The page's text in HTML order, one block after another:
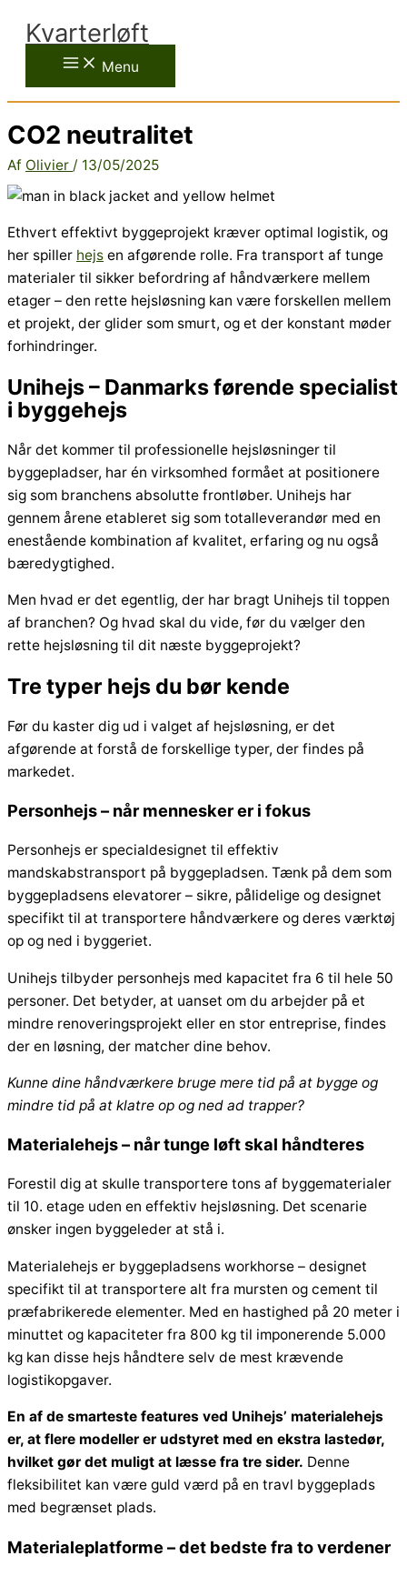
indholdet
Kvarterløft
Menu
CO2 neutralitet
Af Olivier / 13/05/2025
Ethvert effektivt byggeprojekt kræver optimal logistik, og
her spiller hejs en afgørende rolle. Fra transport af tunge
materialer til sikker befordring af håndværkere mellem
etager – den rette hejsløsning kan være forskellen mellem
et projekt, der glider som smurt, og et der konstant møder
forhindringer.
Unihejs – Danmarks førende specialist
i byggehejs
Når det kommer til professionelle hejsløsninger til
byggepladser, har én virksomhed formået at positionere
sig som branchens absolutte frontløber. Unihejs har
gennem årene etableret sig som totalleverandør med en
enestående kombination af kvalitet, erfaring og nu også
bæredygtighed.
Men hvad er det egentlig, der har bragt Unihejs til toppen
af branchen? Og hvad skal du vide, før du vælger den
rette hejsløsning til dit næste byggeprojekt?
Tre typer hejs du bør kende
Før du kaster dig ud i valget af hejsløsning, er det
afgørende at forstå de forskellige typer, der findes på
markedet.
Personhejs – når mennesker er i fokus
Personhejs er specialdesignet til effektiv
mandskabstransport på byggepladsen. Tænk på dem som
byggepladsens elevatorer – sikre, pålidelige og designet
specifikt til at transportere håndværkere og deres værktøj
op og ned i byggeriet.
Unihejs tilbyder personhejs med kapacitet fra 6 til hele 50
personer. Det betyder, at uanset om du arbejder på et
mindre renoveringsprojekt eller en stor entreprise, findes
der en løsning, der matcher dine behov.
Kunne dine håndværkere bruge mere tid på at bygge og
mindre tid på at klatre op og ned ad trapper?
Materialehejs – når tunge løft skal håndteres
Forestil dig at skulle transportere tons af byggematerialer
til 10. etage uden en effektiv hejsløsning. Det scenarie
ønsker ingen byggeleder at stå i.
Materialehejs er byggepladsens workhorse – designet
specifikt til at transportere alt fra mursten og cement til
præfabrikerede elementer. Med en hastighed på 20 meter i
minuttet og kapaciteter fra 800 kg til imponerende 5.000
kg kan disse hejs håndtere selv de mest krævende
logistikopgaver.
En af de smarteste features ved Unihejs’ materialehejs
er, at flere modeller er udstyret med en ekstra lastedør,
hvilket gør det muligt at læsse fra tre sider. Denne
fleksibilitet kan være guld værd på en travl byggeplads
med begrænset plads.
Materialeplatforme – det bedste fra to verdener